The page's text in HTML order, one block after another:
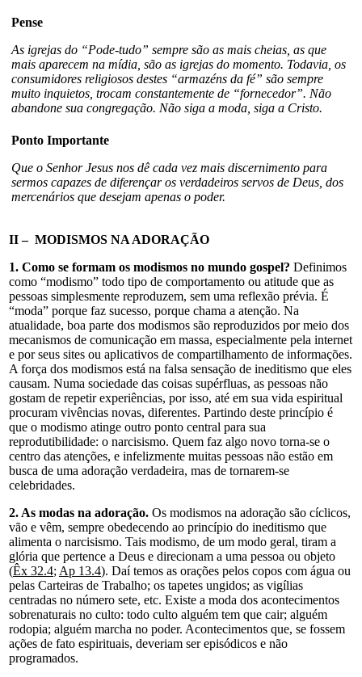
Pense
As igrejas do “Pode-tudo” sempre são as mais cheias, as que
mais aparecem na mídia, são as igrejas do momento. Todavia, os
consumidores religiosos destes “armazéns da fé” são sempre
muito inquietos, trocam constantemente de “fornecedor”. Não
abandone sua congregação. Não siga a moda, siga a Cristo.
Ponto Importante
Que o Senhor Jesus nos dê cada vez mais discernimento para
sermos capazes de diferençar os verdadeiros servos de Deus, dos
mercenários que desejam apenas o poder.
II – MODISMOS NA ADORAÇÃO
1. Como se formam os modismos no mundo gospel? Definimos
como “modismo” todo tipo de comportamento ou atitude que as
pessoas simplesmente reproduzem, sem uma reflexão prévia. É
“moda” porque faz sucesso, porque chama a atenção. Na
atualidade, boa parte dos modismos são reproduzidos por meio dos
mecanismos de comunicação em massa, especialmente pela internet
e por seus sites ou aplicativos de compartilhamento de informações.
A força dos modismos está na falsa sensação de ineditismo que eles
causam. Numa sociedade das coisas supérfluas, as pessoas não
gostam de repetir experiências, por isso, até em sua vida espiritual
procuram vivências novas, diferentes. Partindo deste princípio é
que o modismo atinge outro ponto central para sua
reprodutibilidade: o narcisismo. Quem faz algo novo torna-se o
centro das atenções, e infelizmente muitas pessoas não estão em
busca de uma adoração verdadeira, mas de tornarem-se
celebridades.
2. As modas na adoração. Os modismos na adoração são cíclicos,
vão e vêm, sempre obedecendo ao princípio do ineditismo que
alimenta o narcisismo. Tais modismo, de um modo geral, tiram a
glória que pertence a Deus e direcionam a uma pessoa ou objeto
(Êx 32.4; Ap 13.4). Daí temos as orações pelos copos com água ou
pelas Carteiras de Trabalho; os tapetes ungidos; as vigílias
centradas no número sete, etc. Existe a moda dos acontecimentos
sobrenaturais no culto: todo culto alguém tem que cair; alguém
rodopia; alguém marcha no poder. Acontecimentos que, se fossem
ações de fato espirituais, deveriam ser episódicos e não
programados.